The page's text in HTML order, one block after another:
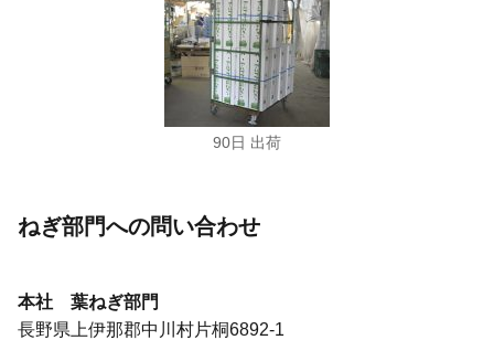
90日 出荷
ねぎ部門への問い合わせ
本社 葉ねぎ部門
長野県上伊那郡中川村片桐6892-1